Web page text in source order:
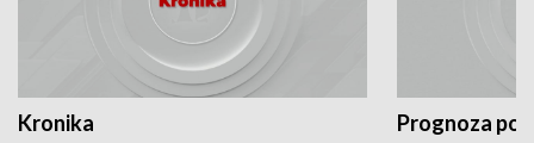
Kronika Prognoza